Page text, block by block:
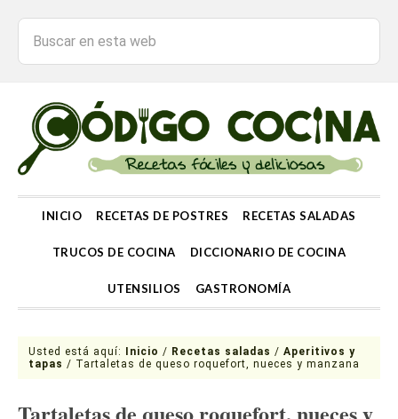
INICIO RECETAS DE POSTRES RECETAS SALADAS
TRUCOS DE COCINA DICCIONARIO DE COCINA
UTENSILIOS GASTRONOMÍA
Usted está aquí: Inicio / Recetas saladas / Aperitivos y
tapas / Tartaletas de queso roquefort, nueces y manzana